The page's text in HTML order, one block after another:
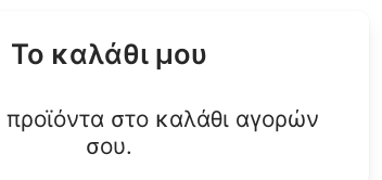
Το καλάθι μου
προϊόντα στο καλάθι αγορών
σου.